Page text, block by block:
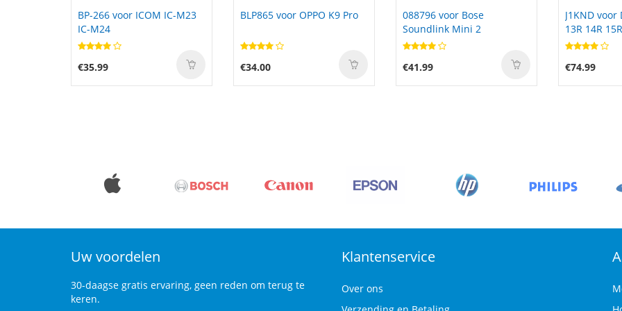
BLP865 voor OPPO K9 Pro
€34.00
088796 voor Bose
€41.99
J1KND voor Dell Inspiron
13R 14R 15R 17R N4050
N7010 0J1KND
€74.99
Thinkpad
€62.00
Uw voordelen
30-daagse gratis ervaring, geen reden om terug te
keren.
Klantenservice
Over ons